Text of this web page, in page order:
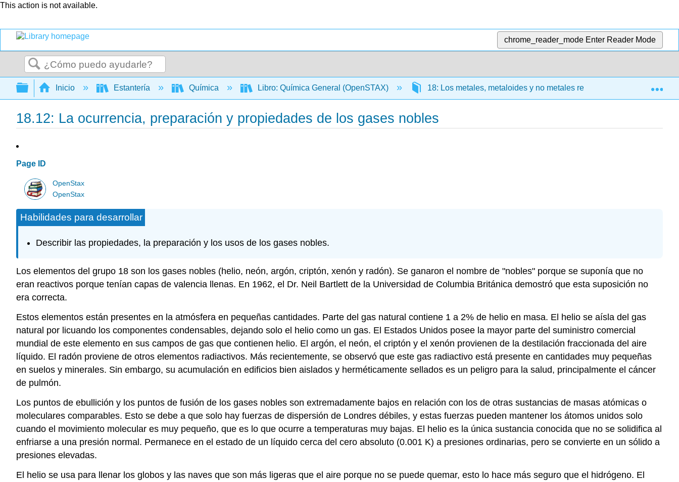
This action is not available.
chrome_reader_mode Enter Reader Mode
Buscar
Expandir/contraer jerarquía global
Inicio Estantería Química Libro: Química General (OpenSTAX) 18: Los metales, metaloides y no metales representativos
18.12: La ocurrencia, preparación y propiedades de los gases nobles
Page ID
OpenStax
OpenStax
Habilidades para desarrollar
Describir las propiedades, la preparación y los usos de los gases nobles.
Los elementos del grupo 18 son los gases nobles (helio, neón, argón, criptón, xenón y radón). Se ganaron el nombre de "nobles" porque se suponía que no
eran reactivos porque tenían capas de valencia llenas. En 1962, el Dr. Neil Bartlett de la Universidad de Columbia Británica demostró que esta suposición no
era correcta.
Estos elementos están presentes en la atmósfera en pequeñas cantidades. Parte del gas natural contiene 1 a 2% de helio en masa. El helio se aísla del gas
natural por licuando los componentes condensables, dejando solo el helio como un gas. El Estados Unidos posee la mayor parte del suministro comercial
mundial de este elemento en sus campos de gas que contienen helio. El argón, el neón, el criptón y el xenón provienen de la destilación fraccionada del aire
líquido. El radón proviene de otros elementos radiactivos. Más recientemente, se observó que este gas radiactivo está presente en cantidades muy pequeñas
en suelos y minerales. Sin embargo, su acumulación en edificios bien aislados y herméticamente sellados es un peligro para la salud, principalmente el cáncer
de pulmón.
Los puntos de ebullición y los puntos de fusión de los gases nobles son extremadamente bajos en relación con los de otras sustancias de masas atómicas o
moleculares comparables. Esto se debe a que solo hay fuerzas de dispersión de Londres débiles, y estas fuerzas pueden mantener los átomos unidos solo
cuando el movimiento molecular es muy pequeño, que es lo que ocurre a temperaturas muy bajas. El helio es la única sustancia conocida que no se solidifica al
enfriarse a una presión normal. Permanece en el estado de un líquido cerca del cero absoluto (0.001 K) a presiones ordinarias, pero se convierte en un sólido a
presiones elevadas.
El helio se usa para llenar los globos y las naves que son más ligeras que el aire porque no se puede quemar, esto lo hace más seguro que el hidrógeno. El